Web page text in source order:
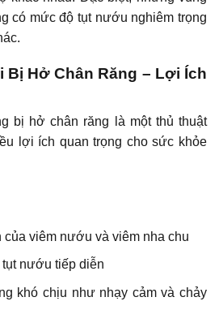
có mức độ tụt nướu nghiêm trọng
Bị Hở Chân Răng – Lợi Ích
bị hở chân răng là một thủ thuật
lợi ích quan trọng cho sức khỏe
của viêm nướu và viêm nha chu
tụt nướu tiếp diễn
khó chịu như nhạy cảm và chảy